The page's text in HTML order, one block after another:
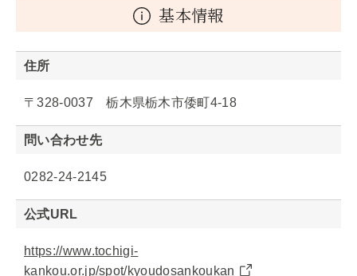
基本情報
住所
〒328-0037 栃木県栃木市倭町4-18
問い合わせ先
0282-24-2145
公式URL
https://www.tochigi-
kankou.or.jp/spot/kyoudosankoukan